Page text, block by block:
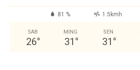
81 % 1.5kmh
SAB
26°
MING
31 °
SEN
31 °